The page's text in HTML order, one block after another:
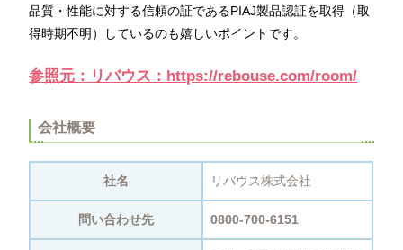
品質・性能に対する信頼の証であるPIAJ製品認証を取得（取
得時期不明）しているのも嬉しいポイントです。
参照元：リバウス：https://rebouse.com/room/
会社概要
社名 リバウス株式会社
問い合わせ先 0800-700-6151